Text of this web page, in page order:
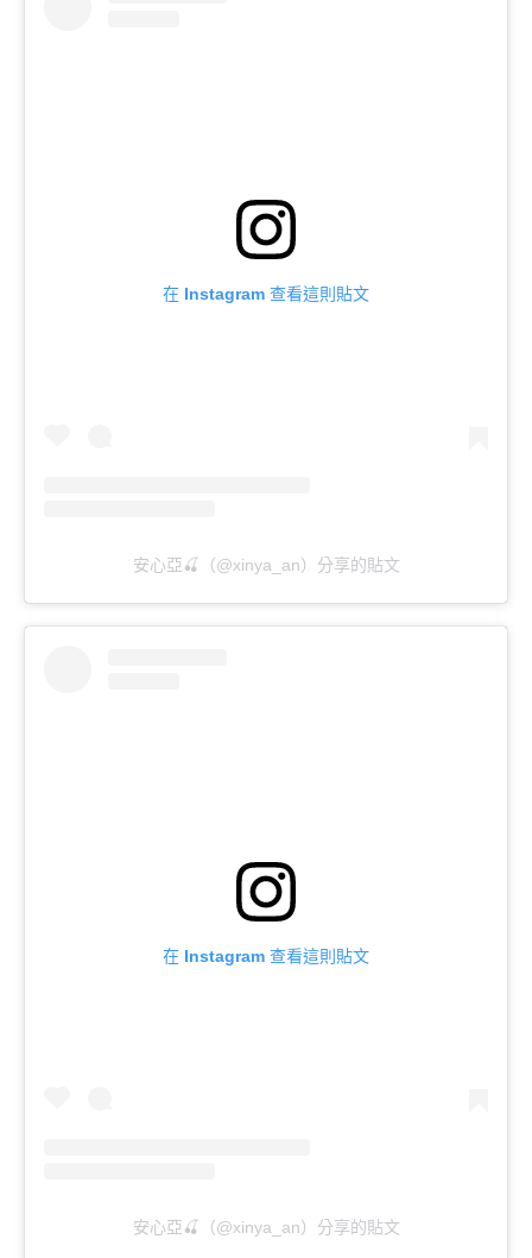
在 Instagram 查看這則貼文
安心亞🍒（@xinya_an）分享的貼文
在 Instagram 查看這則貼文
安心亞🍒（@xinya_an）分享的貼文